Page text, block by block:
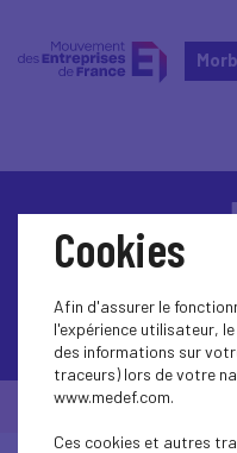
© Medef
Cookies
Afin d'assurer le
l'expérience utilisateur,
des informations sur
traceurs) lors de votre
www.medef.com.
Ces cookies et autres